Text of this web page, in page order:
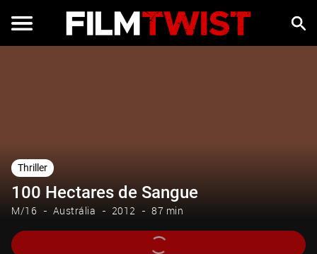
Thriller
100 Hectares de Sangue
M/16 Austrália 2012 87 min